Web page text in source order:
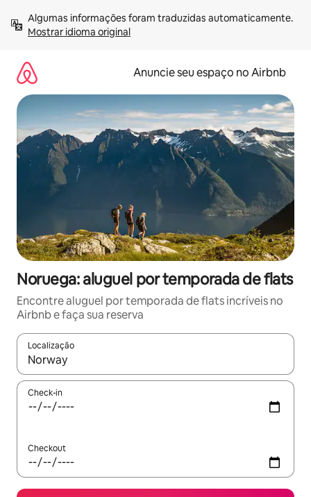
para
Mostrar idioma original
Anuncie seu espaço no Airbnb
Noruega: aluguel por temporada de flats
Encontre aluguel por temporada de flats incríveis no
Airbnb e faça sua reserva
Localização
Quando os resultados estiverem disponíveis, explore-os
Check-in
Checkout